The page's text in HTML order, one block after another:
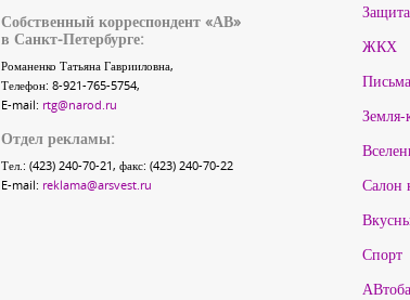
Собственный корреспондент «АВ»
в Санкт-Петербурге:
Романенко Татьяна Гаврииловна,
Телефон: 8-921-765-5754,
E-mail: rtg@narod.ru
Отдел рекламы:
Тел.: (423) 240-70-21, факс: (423) 240-70-22
E-mail: reklama@arsvest.ru
ЖКХ
Салон
Спорт